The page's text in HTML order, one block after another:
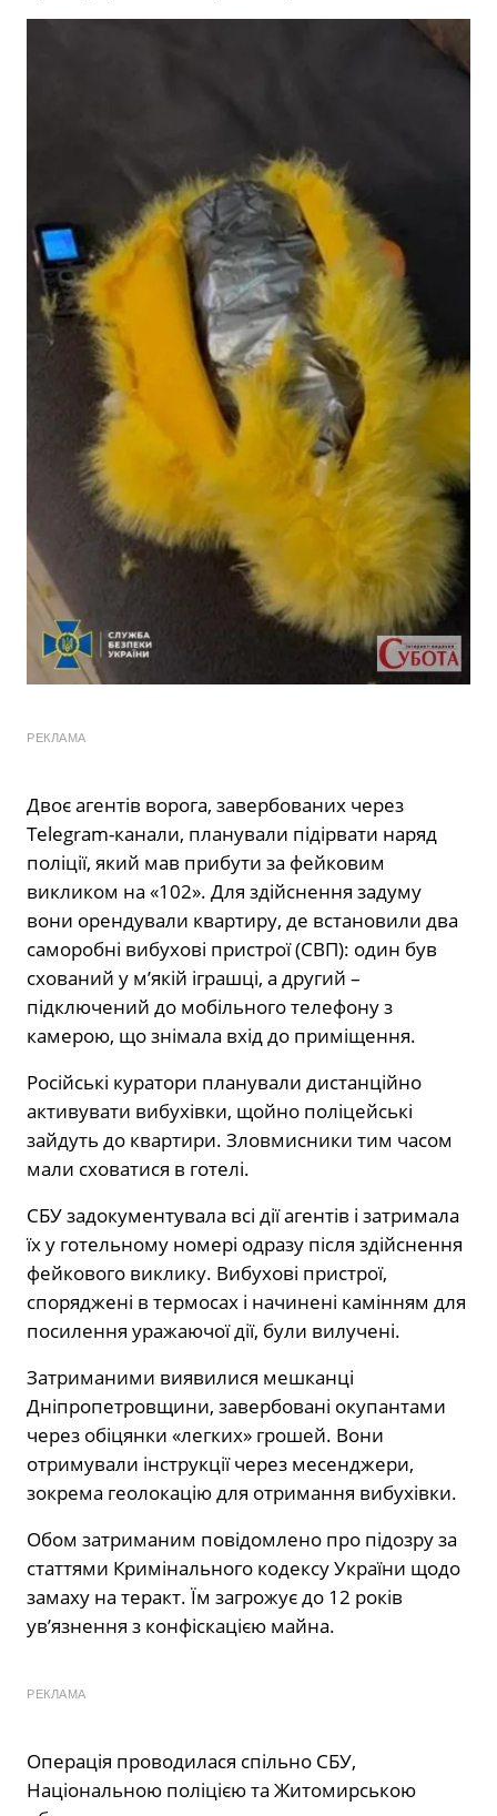
РЕКЛАМА
Двоє агентів ворога, завербованих через
Telegram-канали, планували підірвати наряд
поліції, який мав прибути за фейковим
викликом на «102». Для здійснення задуму
вони орендували квартиру, де встановили два
саморобні вибухові пристрої (СВП): один був
схований у м’якій іграшці, а другий –
підключений до мобільного телефону з
камерою, що знімала вхід до приміщення.
Російські куратори планували дистанційно
активувати вибухівки, щойно поліцейські
зайдуть до квартири. Зловмисники тим часом
мали сховатися в готелі.
СБУ задокументувала всі дії агентів і затримала
їх у готельному номері одразу після здійснення
фейкового виклику. Вибухові пристрої,
споряджені в термосах і начинені камінням для
посилення уражаючої дії, були вилучені.
Затриманими виявилися мешканці
Дніпропетровщини, завербовані окупантами
через обіцянки «легких» грошей. Вони
отримували інструкції через месенджери,
зокрема геолокацію для отримання вибухівки.
Обом затриманим повідомлено про підозру за
статтями Кримінального кодексу України щодо
замаху на теракт. Їм загрожує до 12 років
ув’язнення з конфіскацією майна.
РЕКЛАМА
Операція проводилася спільно СБУ,
Національною поліцією та Житомирською